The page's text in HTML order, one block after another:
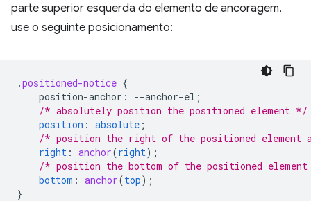
parte superior esquerda do elemento de ancoragem,
use o seguinte posicionamento:
.positioned-notice {
position-anchor : --anchor-el ;
/* absolutely position the positioned element */
position : absolute ;
/* position the right of the positioned element
right : anchor(right);
/* position the bottom of the positioned
bottom : anchor(top);
}